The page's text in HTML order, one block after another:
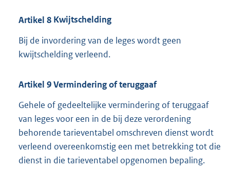
Artikel 8 Kwijtschelding
Bij de invordering van de leges wordt geen
kwijtschelding verleend.
Artikel 9Vermindering of teruggaaf
Gehele of gedeeltelijke vermindering of teruggaaf
van leges voor een in de bij deze verordening
behorende tarieventabel omschreven dienst wordt
verleend overeenkomstig een met betrekking tot die
dienst in die tarieventabel opgenomen bepaling.